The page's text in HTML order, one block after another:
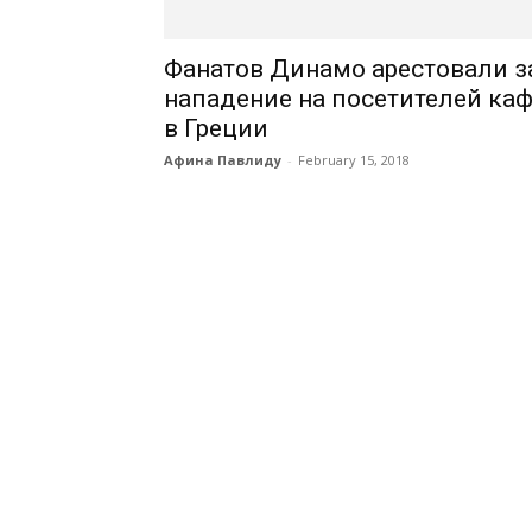
Фанатов Динамо арестовали
нападение на посетителей
в Греции
Афина Павлиду - February 15, 2018